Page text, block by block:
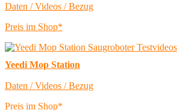
Daten / Videos / Bezug
Preis im Shop*
Yeedi Mop Station
Daten / Videos / Bezug
Preis im Shop*